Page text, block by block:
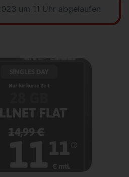
um 11 Uhr abgelaufen